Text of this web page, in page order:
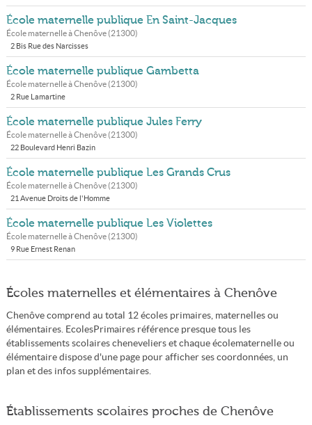
École maternelle publique En Saint-Jacques
École maternelle àChenôve(21300)
2 Bis Rue des Narcisses
École maternelle publique Gambetta
École maternelle àChenôve(21300)
2 Rue Lamartine
École maternelle publique Jules Ferry
École maternelle àChenôve(21300)
22 Boulevard Henri Bazin
École maternelle publique Les Grands Crus
École maternelle àChenôve(21300)
21 Avenue Droits de l'Homme
École maternelle publique Les Violettes
École maternelle àChenôve(21300)
9 Rue Ernest Renan
Écoles maternelles et élémentaires à Chenôve
Chenôve comprend au total 12 écoles primaires, maternelles ou
élémentaires. EcolesPrimaires référence presque tous les
établissements scolaires cheneveliers et chaque écolematernelle ou
élémentaire dispose d'une page pour afficher ses coordonnées, un
plan et des infos supplémentaires.
Établissements scolaires proches de Chenôve